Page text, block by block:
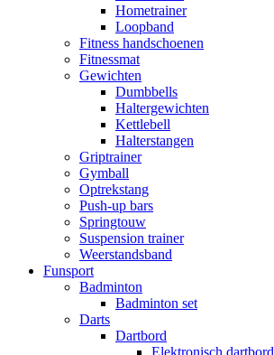
Hometrainer
Loopband
Fitness handschoenen
Fitnessmat
Gewichten
Dumbbells
Haltergewichten
Kettlebell
Halterstangen
Griptrainer
Gymball
Optrekstang
Push-up bars
Springtouw
Suspension trainer
Weerstandsband
Funsport
Badminton
Badminton set
Darts
Dartbord
Elektronisch dartbord